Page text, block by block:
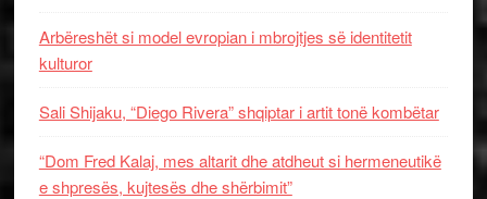
Arbëreshët si model evropian i mbrojtjes së identitetit
kulturor
Sali Shijaku, “Diego Rivera” shqiptar i artit tonë kombëtar
“Dom Fred Kalaj, mes altarit dhe atdheut si hermeneutikë
e shpresës, kujtesës dhe shërbimit”